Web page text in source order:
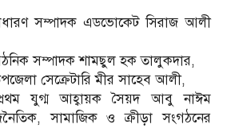
সম্পাদক এডভোকেট সিরাজ আলী
সম্পাদক শামছুল হক তালুকদার,
সেক্রেটারি মীর সাহেব আলী,
যুগ্ম আহ্বায়ক সৈয়দ আবু নাঈম
সামাজিক ও ক্রীড়া সংগঠনের